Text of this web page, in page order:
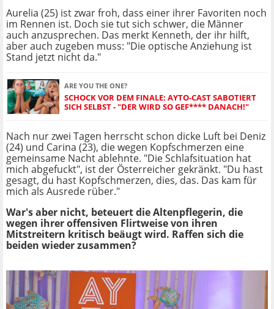
Aurelia (25) ist zwar froh, dass einer ihrer Favoriten noch
im Rennen ist. Doch sie tut sich schwer, die Männer
auch anzusprechen. Das merkt Kenneth, der ihr hilft,
aber auch zugeben muss: "Die optische Anziehung ist
Stand jetzt nicht da."
ARE YOU THE ONE?
SCHOCK VOR DEM FINALE: AYTO-CAST SABOTIERT
SICH SELBST - "DER WIRD SO GEF**** DANACH!"
Nach nur zwei Tagen herrscht schon dicke Luft bei Deniz
(24) und Carina (23), die wegen Kopfschmerzen eine
gemeinsame Nacht ablehnte. "Die Schlafsituation hat
mich abgefuckt", ist der Österreicher gekränkt. "Du hast
gesagt, du hast Kopfschmerzen, dies, das. Das kam für
mich als Ausrede rüber."
War's aber nicht, beteuert die Altenpflegerin, die
wegen ihrer offensiven Flirtweise von ihren
Mitstreitern kritisch beäugt wird. Raffen sich die
beiden wieder zusammen?